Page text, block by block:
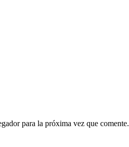
para la próxima vez que comente.